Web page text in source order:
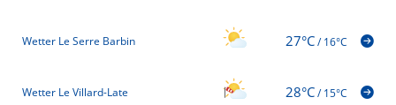
Wetter Le Serre Barbin 27°C/16°C
Wetter Le Villard-Late 28°C/15°C